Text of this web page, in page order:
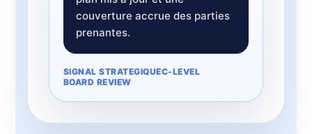
couverture accrue des parties
prenantes.
SIGNAL STRATEGIQUEC-LEVEL
BOARD REVIEW